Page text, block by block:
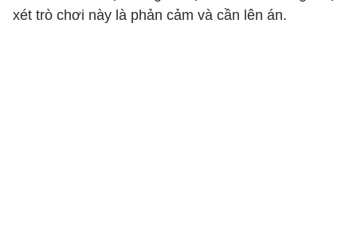
xét trò chơi này là phản cảm và cần lên án.